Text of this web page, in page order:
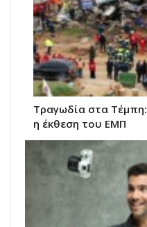
Τραγωδία στα Τέμπη:
η έκθεση του ΕΜΠ